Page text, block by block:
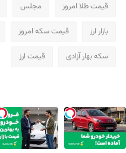
قیمت طلا امروز مجلس
بازار ارز قیمت سکه امروز
سکه بهار آزادی قیمت ارز